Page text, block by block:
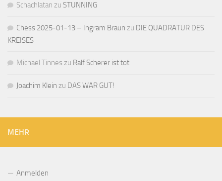
Schachlatan zu STUNNING
Chess 2025-01-13 – Ingram Braun zu DIE QUADRATUR DES
KREISES
Michael Tinnes zu Ralf Scherer ist tot
Joachim Klein zu DAS WAR GUT!
MEHR
Anmelden